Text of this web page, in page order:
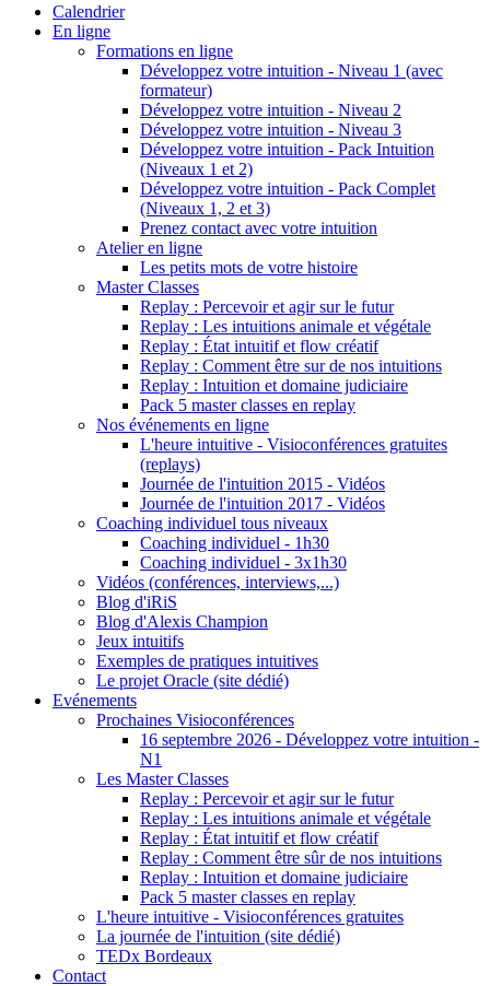
Calendrier
En ligne
Formations en ligne
Développez votre intuition - Niveau 1 (avec
formateur)
Développez votre intuition - Niveau 2
Développez votre intuition - Niveau 3
Développez votre intuition - Pack Intuition
(Niveaux 1 et 2)
Développez votre intuition - Pack Complet
(Niveaux 1, 2 et 3)
Prenez contact avec votre intuition
Atelier en ligne
Les petits mots de votre histoire
Master Classes
Replay : Percevoir et agir sur le futur
Replay : Les intuitions animale et végétale
Replay : État intuitif et flow créatif
Replay : Comment être sur de nos intuitions
Replay : Intuition et domaine judiciaire
Pack 5 master classes en replay
Nos événements en ligne
L'heure intuitive - Visioconférences gratuites
(replays)
Journée de l'intuition 2015 - Vidéos
Journée de l'intuition 2017 - Vidéos
Coaching individuel tous niveaux
Coaching individuel - 1h30
Coaching individuel - 3x1h30
Vidéos (conférences, interviews,...)
Blog d'iRiS
Blog d'Alexis Champion
Jeux intuitifs
Exemples de pratiques intuitives
Le projet Oracle (site dédié)
Evénements
Prochaines Visioconférences
16 septembre 2026 - Développez votre intuition -
N1
Les Master Classes
Replay : Percevoir et agir sur le futur
Replay : Les intuitions animale et végétale
Replay : État intuitif et flow créatif
Replay : Comment être sûr de nos intuitions
Replay : Intuition et domaine judiciaire
Pack 5 master classes en replay
L'heure intuitive - Visioconférences gratuites
La journée de l'intuition (site dédié)
TEDx Bordeaux
Contact